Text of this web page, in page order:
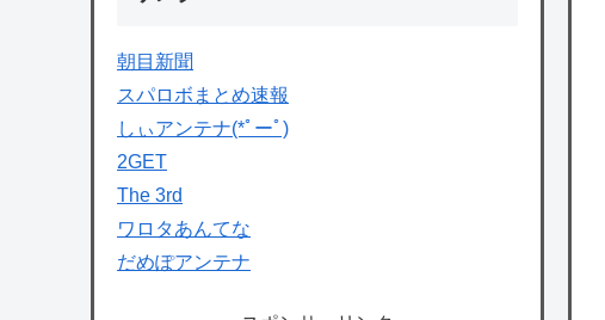
朝目新聞
スパロボまとめ速報
しぃアンテナ(*ﾟーﾟ)
2GET
The 3rd
ワロタあんてな
だめぽアンテナ